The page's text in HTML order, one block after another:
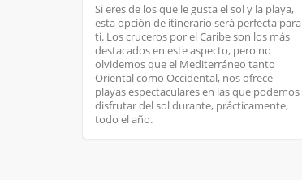
Si eres de los que le gusta el sol y la playa,
esta opción de itinerario será perfecta para
ti. Los cruceros por el Caribe son los más
destacados en este aspecto, pero no
olvidemos que el Mediterráneo tanto
Oriental como Occidental, nos ofrece
playas espectaculares en las que podemos
disfrutar del sol durante, prácticamente,
todo el año.